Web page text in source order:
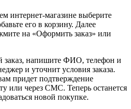
интернет-магазине выберите
его в корзину. Далее
на «Оформить заказ» или
заказ, напишите ФИО, телефон и
и уточнит условия заказа.
придет подтверждение
или через СМС. Теперь останется
новой покупке.